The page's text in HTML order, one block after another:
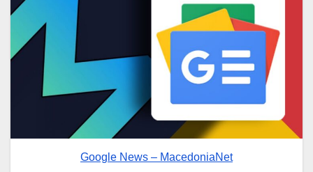
Google News – MacedoniaNet